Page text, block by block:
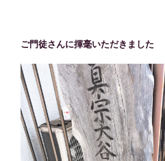
ご門徒さんに揮毫いただきました